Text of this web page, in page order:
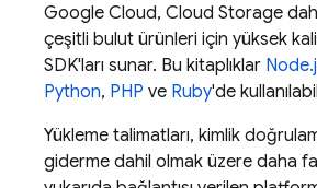
Google Cloud, Cloud Storage
çeşitli bulut ürünleri için yüksek
SDK'ları sunar. Bu kitaplıklar
Python, PHP ve Ruby'de
Yükleme talimatları, kimlik
giderme dahil olmak üzere daha